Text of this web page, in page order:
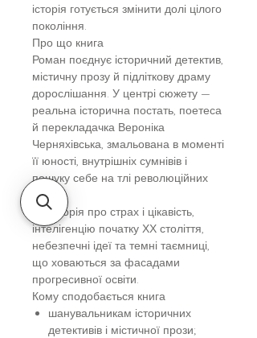
історія готується змінити долі цілого
покоління.
Про що книга
Роман поєднує історичний детектив,
містичну прозу й підліткову драму
дорослішання. У центрі сюжету —
реальна історична постать, поетеса
й перекладачка Вероніка
Черняхівська, змальована в моменті
її юності, внутрішніх сумнівів і
пошуку себе на тлі революційних
подій.
Це історія про страх і цікавість,
інтелігенцію початку ХХ століття,
небезпечні ідеї та темні таємниці,
що ховаються за фасадами
прогресивної освіти.
Кому сподобається книга
шанувальникам історичних
детективів і містичної прози;